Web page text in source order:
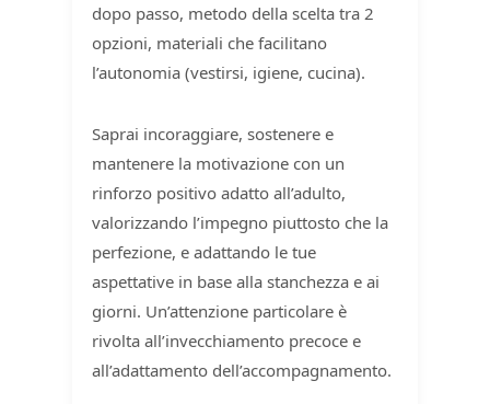
dopo passo, metodo della scelta tra 2
opzioni, materiali che facilitano
l’autonomia (vestirsi, igiene, cucina).
Saprai incoraggiare, sostenere e
mantenere la motivazione con un
rinforzo positivo adatto all’adulto,
valorizzando l’impegno piuttosto che la
perfezione, e adattando le tue
aspettative in base alla stanchezza e ai
giorni. Un’attenzione particolare è
rivolta all’invecchiamento precoce e
all’adattamento dell’accompagnamento.